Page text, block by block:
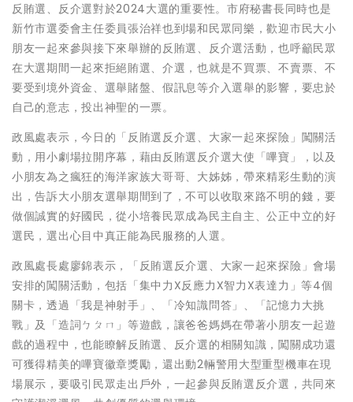
反賄選、反介選對於2024大選的重要性。市府秘書長同時也是
新竹市選委會主任委員張治祥也到場和民眾同樂，歡迎市民大小
朋友一起來參與接下來舉辦的反賄選、反介選活動，也呼籲民眾
在大選期間一起來拒絕賄選、介選，也就是不買票、不賣票、不
要受到境外資金、選舉賭盤、假訊息等介入選舉的影響，要忠於
自己的意志，投出神聖的一票。
政風處表示，今日的「反賄選反介選、大家一起來探險」闖關活
動，用小劇場拉開序幕，藉由反賄選反介選大使「嗶寶」，以及
小朋友為之瘋狂的海洋家族大哥哥、大姊姊，帶來精彩生動的演
出，告訴大小朋友選舉期間到了，不可以收取來路不明的錢，要
做個誠實的好國民，從小培養民眾成為民主自主、公正中立的好
選民，選出心目中真正能為民服務的人選。
政風處長處廖錦表示，「反賄選反介選、大家一起來探險」會場
安排的闖關活動，包括「集中力X反應力X智力X表達力」等4個
關卡，透過「我是神射手」、「冷知識問答」、「記憶力大挑
戰」及「造詞ㄅㄆㄇ」等遊戲，讓爸爸媽媽在帶著小朋友一起遊
戲的過程中，也能瞭解反賄選、反介選的相關知識，闖關成功還
可獲得精美的嗶寶徽章獎勵，還出動2輛警用大型重型機車在現
場展示，要吸引民眾走出戶外，一起參與反賄選反介選，共同來